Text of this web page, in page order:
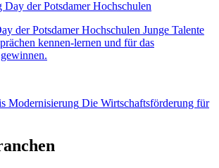
der Potsdamer Hochschulen Junge Talente
kennen-lernen und für das
Modernisierung Die Wirtschaftsförderung für